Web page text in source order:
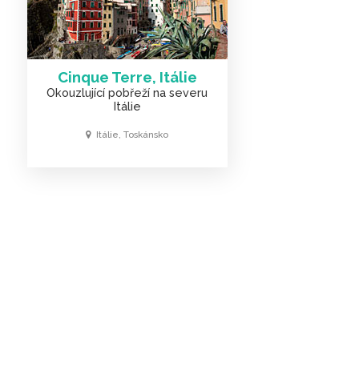
Cinque Terre, Itálie
Okouzlující pobřeží na severu
Itálie
Itálie, Toskánsko